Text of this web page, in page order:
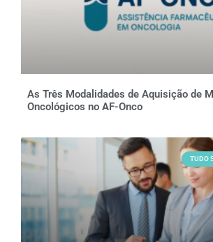
As Três Modalidades de Aquisição de
Oncológicos no AF-Onco
TUDO